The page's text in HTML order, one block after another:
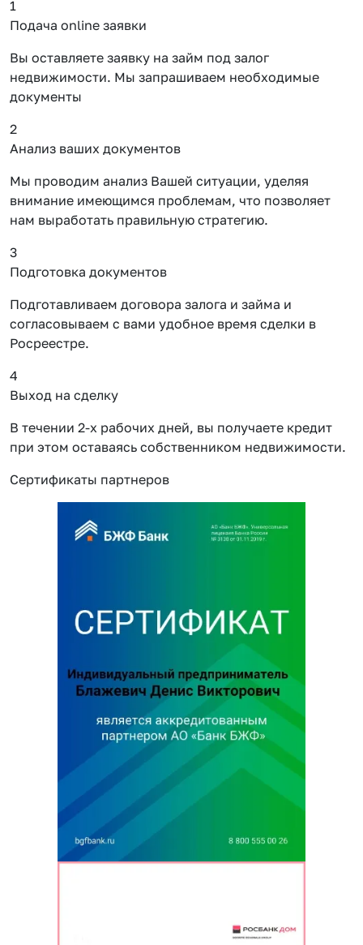
1
Подача online заявки
Вы оставляете заявку на займ под залог
недвижимости. Мы запрашиваем необходимые
документы
2
Анализ ваших документов
Мы проводим анализ Вашей ситуации, уделяя
внимание имеющимся проблемам, что позволяет
нам выработать правильную стратегию.
3
Подготовка документов
Подготавливаем договора залога и займа и
согласовываем с вами удобное время сделки в
Росреестре.
4
Выход на сделку
В течении 2-х рабочих дней, вы получаете кредит
при этом оставаясь собственником недвижимости.
Сертификаты партнеров